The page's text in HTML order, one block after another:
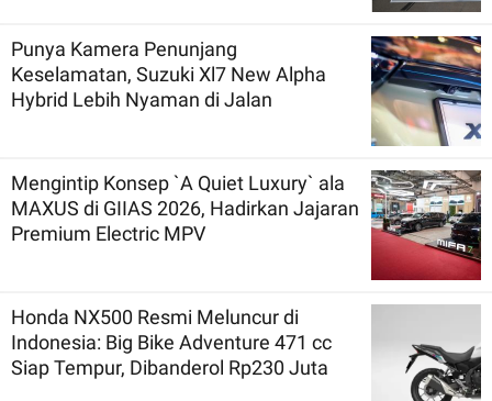
Punya Kamera Penunjang
Keselamatan, Suzuki Xl7 New Alpha
Hybrid Lebih Nyaman di Jalan
Mengintip Konsep `A Quiet Luxury` ala
MAXUS di GIIAS 2026, Hadirkan Jajaran
Premium Electric MPV
Honda NX500 Resmi Meluncur di
Indonesia: Big Bike Adventure 471 cc
Siap Tempur, Dibanderol Rp230 Juta